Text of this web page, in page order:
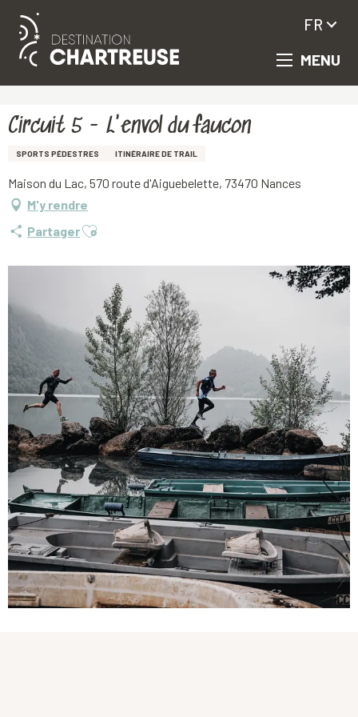
Aller
principal
MENU
FR
Circuit 5 - L'envol du faucon
SPORTS PÉDESTRES ITINÉRAIRE DE TRAIL
Maison du Lac, 570 route d'Aiguebelette, 73470 Nances
M'y rendre
PartagerAjouter aux favoris